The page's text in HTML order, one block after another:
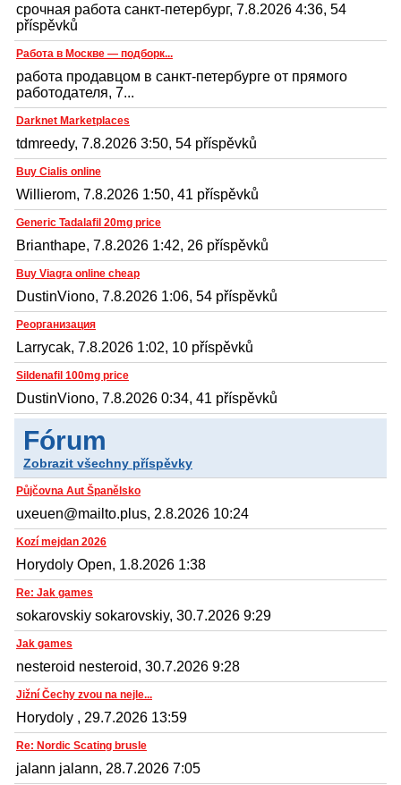
срочная работа санкт-петербург, 7.8.2026 4:36, 54
příspěvků
Работа в Москве — подборк...
работа продавцом в санкт-петербурге от прямого
работодателя, 7...
Darknet Marketplaces
tdmreedy, 7.8.2026 3:50, 54 příspěvků
Buy Cialis online
Willierom, 7.8.2026 1:50, 41 příspěvků
Generic Tadalafil 20mg price
Brianthape, 7.8.2026 1:42, 26 příspěvků
Buy Viagra online cheap
DustinViono, 7.8.2026 1:06, 54 příspěvků
Реорганизация
Larrycak, 7.8.2026 1:02, 10 příspěvků
Sildenafil 100mg price
DustinViono, 7.8.2026 0:34, 41 příspěvků
Fórum
Zobrazit všechny příspěvky
Půjčovna Aut Španělsko
uxeuen@mailto.plus, 2.8.2026 10:24
Kozí mejdan 2026
Horydoly Open, 1.8.2026 1:38
Re: Jak games
sokarovskiy sokarovskiy, 30.7.2026 9:29
Jak games
nesteroid nesteroid, 30.7.2026 9:28
Jižní Čechy zvou na nejle...
Horydoly , 29.7.2026 13:59
Re: Nordic Scating brusle
jalann jalann, 28.7.2026 7:05